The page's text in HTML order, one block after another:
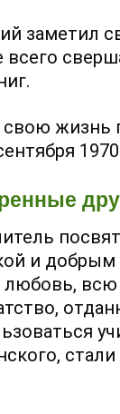
заметил
жизнь
и
всю